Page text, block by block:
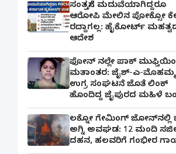
ಸಂತ್ರಸ್ತೆಗೆ ಮದುವೆಯಾಗಿದ್ದರೂ
ಆರೋಪಿ ಮೇಲಿನ ಪೋಕ್ಸೋ
ರದ್ದಾಗಲ್ಲ: ಹೈಕೋರ್ಟ್
ಆದೇಶ
ಫೋನ್ ನಲ್ಲೇ ಪಾಕ್
ಮತಾಂತರ: ಜೈಶ್-ಎ-
ಉಗ್ರ ಸಂಘಟನೆ ಜೊತೆ ಲಿಂಕ್
ಹೊಂದಿದ್ದ ಜೈಪುರದ ಮಹಿಳೆ
ಲಕ್ನೋ ಗೇಮಿಂಗ್ ಜೋನ್‌ನಲ್ಲಿ
ಅಗ್ನಿ ಅವಘಡ: 12 ಮಂದಿ
ದಹನ, ಹಲವರಿಗೆ ಗಂಭೀರ